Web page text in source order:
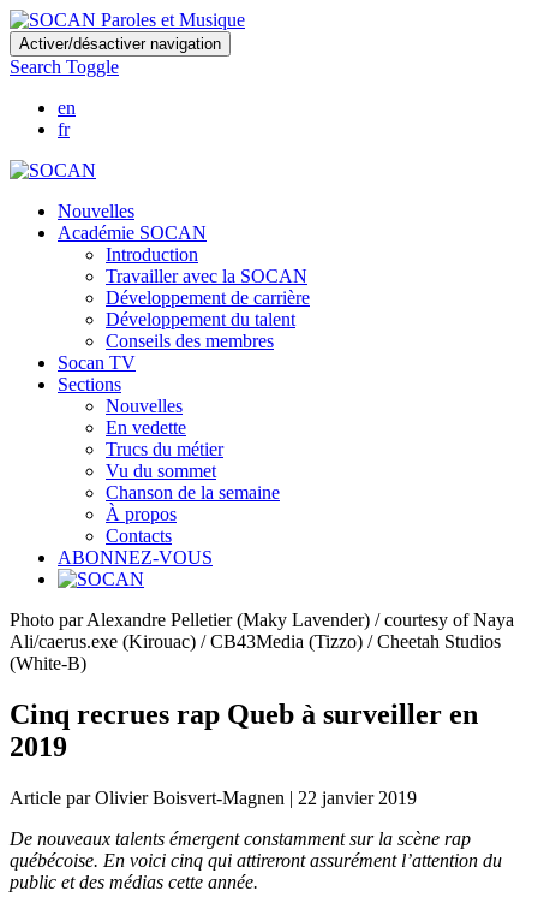
Skip
to
main
content
Activer/désactiver navigation
Search Toggle
en
fr
Nouvelles
Académie SOCAN
Introduction
Travailler avec la SOCAN
Développement de carrière
Développement du talent
Conseils des membres
Socan TV
Sections
Nouvelles
En vedette
Trucs du métier
Vu du sommet
Chanson de la semaine
À propos
Contacts
ABONNEZ-VOUS
Photo par Alexandre Pelletier (Maky Lavender) / courtesy of Naya
Ali/caerus.exe (Kirouac) / CB43Media (Tizzo) / Cheetah Studios
(White-B)
Cinq recrues rap Queb à surveiller en
2019
Article par Olivier Boisvert-Magnen | 22 janvier 2019
De nouveaux talents émergent constamment sur la scène rap
québécoise. En voici cinq qui attireront assurément l’attention du
public et des médias cette année.